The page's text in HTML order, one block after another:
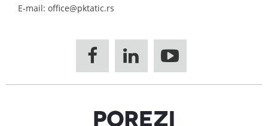
E-mail: office@pktatic.rs
  